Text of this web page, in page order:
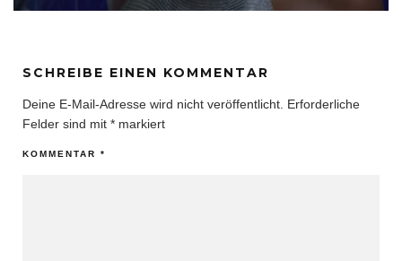
SCHREIBE EINEN KOMMENTAR
Deine E-Mail-Adresse wird nicht veröffentlicht. Erforderliche
Felder sind mit * markiert
KOMMENTAR *